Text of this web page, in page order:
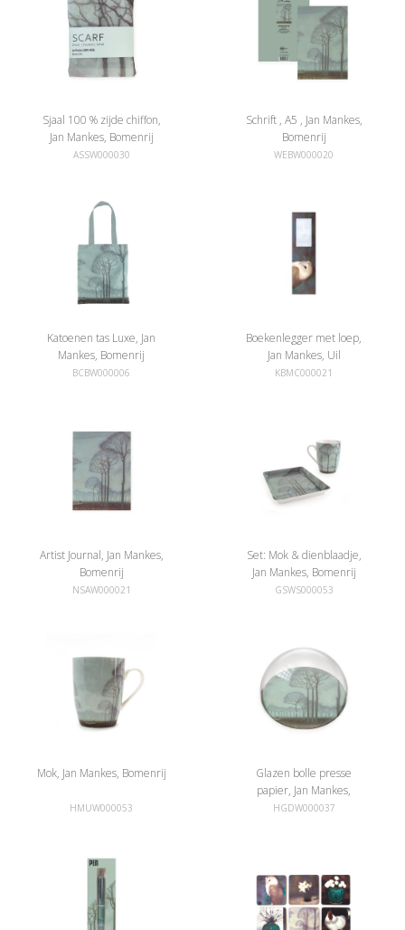
Sjaal 100 % zijde chiffon,
Jan Mankes, Bomenrij
ASSW000030
Schrift , A5 , Jan Mankes,
Bomenrij
WEBW000020
Katoenen tas Luxe, Jan
Mankes, Bomenrij
BCBW000006
Boekenlegger met loep,
Jan Mankes, Uil
KBMC000021
Artist Journal, Jan Mankes,
Bomenrij
NSAW000021
Set: Mok & dienblaadje,
Jan Mankes, Bomenrij
GSWS000053
Mok, Jan Mankes, Bomenrij
HMUW000053
Glazen bolle presse
papier, Jan Mankes,
Bomenrij
HGDW000037